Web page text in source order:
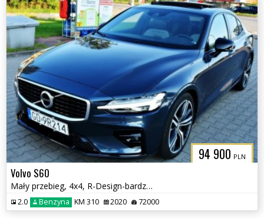
94 900 PLN
Volvo S60
Mały przebieg, 4x4, R-Design-bardzo bogate wyposażenie
2.0 Benzyna KM 310 2020 72000